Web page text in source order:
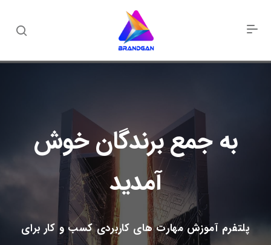
به جمع برندگان خوش
آمدید
پلتفرم آموزش مهارت های کاربردی کسب و کار برای